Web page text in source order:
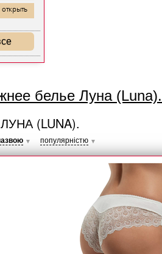
открыть
белье Луна (Luna).
(LUNA).
▼ популярністю ▼